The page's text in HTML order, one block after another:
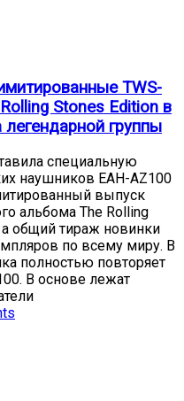
TWS-
Stones Edition в
группы
специальную
наушников EAH-AZ100
выпуск
альбома The Rolling
а общий тираж новинки
по всему миру. В
полностью повторяет
В основе лежат